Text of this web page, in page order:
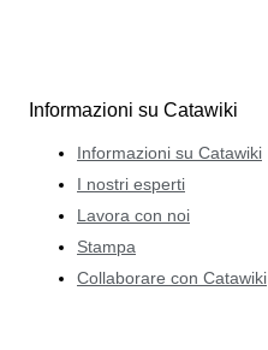
Informazioni su Catawiki
Informazioni su Catawiki
I nostri esperti
Lavora con noi
Stampa
Collaborare con Catawiki